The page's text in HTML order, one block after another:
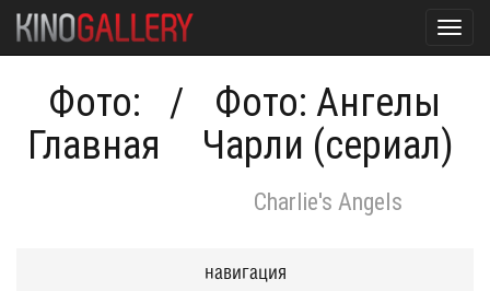
Фото:
Главная
/
Фото: Ангелы
Чарли (сериал)
Charlie's Angels
навигация